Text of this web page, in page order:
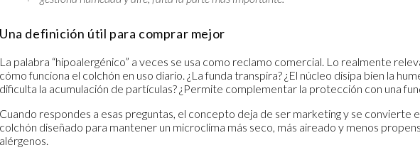
Una definición útil para comprar mejor
La palabra “hipoalergénico” a veces se usa como reclamo comercial. Lo realmente
cómo funciona el colchón en uso diario. ¿La funda transpira? ¿El núcleo disipa bien la
dificulta la acumulación de partículas? ¿Permite complementar la protección con una
Cuando respondes a esas preguntas, el concepto deja de ser marketing y se convierte
colchón diseñado para mantener un microclima más seco, más aireado y menos
alérgenos.